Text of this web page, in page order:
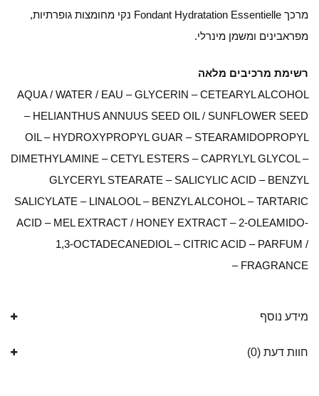
מרכך Fondant Hydratation Essentielle נקי מחומצות גופרתיות,
מפראבינים ומשמן מינרלי.
רשימת מרכיבים מלאה
AQUA / WATER / EAU – GLYCERIN – CETEARYL ALCOHOL
– HELIANTHUS ANNUUS SEED OIL / SUNFLOWER SEED
OIL – HYDROXYPROPYL GUAR – STEARAMIDOPROPYL
DIMETHYLAMINE – CETYL ESTERS – CAPRYLYL GLYCOL –
GLYCERYL STEARATE – SALICYLIC ACID – BENZYL
SALICYLATE – LINALOOL – BENZYL ALCOHOL – TARTARIC
ACID – MEL EXTRACT / HONEY EXTRACT – 2-OLEAMIDO-
1,3-OCTADECANEDIOL – CITRIC ACID – PARFUM /
FRAGRANCE –
מידע נוסף
חוות דעת (0)